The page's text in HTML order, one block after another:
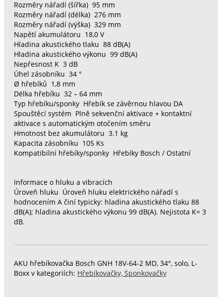
Rozměry nářadí (šířka) 95 mm
Rozměry nářadí (délka) 276 mm
Rozměry nářadí (výška) 329 mm
Napětí akumulátoru 18,0 V
Hladina akustického tlaku 88 dB(A)
Hladina akustického výkonu 99 dB(A)
Nepřesnost K 3 dB
Úhel zásobníku 34 °
Ø hřebíků 1,8 mm
Délka hřebíku 32 – 64 mm
Typ hřebíku/sponky Hřebík se závěrnou hlavou DA
Spouštěcí systém Plně sekvenční aktivace + kontaktní
aktivace s automatickým otočením směru
Hmotnost bez akumulátoru 3.1 kg
Kapacita zásobníku 105 Ks
Kompatibilní hřebíky/sponky Hřebíky Bosch / Ostatní
Informace o hluku a vibracích
Úroveň hluku Úroveň hluku elektrického nářadí s
hodnocením A činí typicky: hladina akustického tlaku 88
dB(A); hladina akustického výkonu 99 dB(A). Nejistota K= 3
dB.
AKU hřebíkovačka Bosch GNH 18V-64-2 MD, 34°, solo, L-
Boxx v kategoriích: Hřebíkovačky, Sponkovačky